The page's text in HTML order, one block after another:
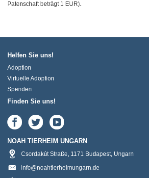
Patenschaft beträgt 1 EUR).
Helfen Sie uns!
Adoption
Virtuelle Adoption
Spenden
Finden Sie uns!
NOAH TIERHEIM UNGARN
Csordakút Straße, 1171 Budapest, Ungarn
info@noahtierheimungarn.de